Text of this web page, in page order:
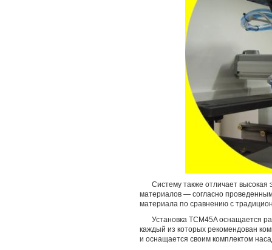
Систему также отличает высокая
материалов — согласно
материала по сравнению с
Установка TCM45A оснащается
каждый из которых рекомендован
и оснащается своим комплектом